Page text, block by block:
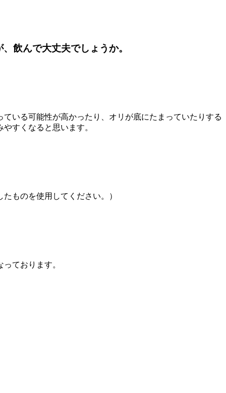
飲んで大丈夫でしょうか。
いる可能性が高かったり、オリが底にたまっていたりする
すくなると思います。
ものを使用してください。）
ております。